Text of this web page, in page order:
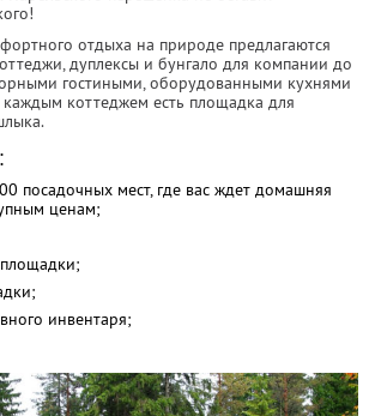
отдыха на природе предлагаются
дуплексы и бунгало для компании до
гостиными, оборудованными кухнями
коттеджем есть площадка для
посадочных мест, где вас ждет домашняя
ценам;
инвентаря;